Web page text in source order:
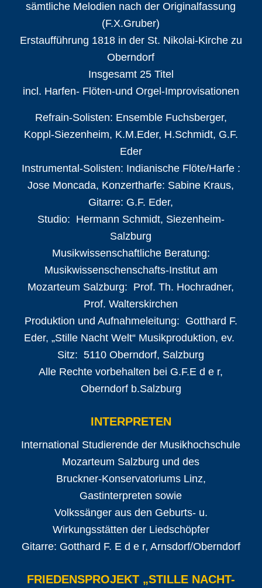
sämtliche Melodien nach der Originalfassung
(F.X.Gruber)
Erstaufführung 1818 in der St. Nikolai-Kirche zu
Oberndorf
Insgesamt 25 Titel
incl. Harfen- Flöten-und Orgel-Improvisationen
Refrain-Solisten: Ensemble Fuchsberger,
Koppl-Siezenheim, K.M.Eder, H.Schmidt, G.F.
Eder
Instrumental-Solisten: Indianische Flöte/Harfe :
Jose Moncada, Konzertharfe: Sabine Kraus,
Gitarre: G.F. Eder,
Studio: Hermann Schmidt, Siezenheim-
Salzburg
Musikwissenschaftliche Beratung:
Musikwissenschenschafts-Institut am
Mozarteum Salzburg: Prof. Th. Hochradner,
Prof. Walterskirchen
Produktion und Aufnahmeleitung: Gotthard F.
Eder, „Stille Nacht Welt“ Musikproduktion, ev.
Sitz: 5110 Oberndorf, Salzburg
Alle Rechte vorbehalten bei G.F.E d e r,
Oberndorf b.Salzburg
INTERPRETEN
International Studierende der Musikhochschule
Mozarteum Salzburg und des
Bruckner-Konservatoriums Linz,
Gastinterpreten sowie
Volkssänger aus den Geburts- u.
Wirkungsstätten der Liedschöpfer
Gitarre: Gotthard F. E d e r, Arnsdorf/Oberndorf
FRIEDENSPROJEKT „STILLE NACHT-